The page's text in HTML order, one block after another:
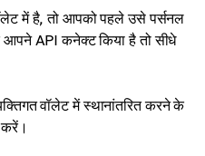
में है, तो आपको पहले उसे पर्सनल
आपने API कनेक्ट किया है तो सीधे
वॉलेट में स्थानांतरित करने के
करें।